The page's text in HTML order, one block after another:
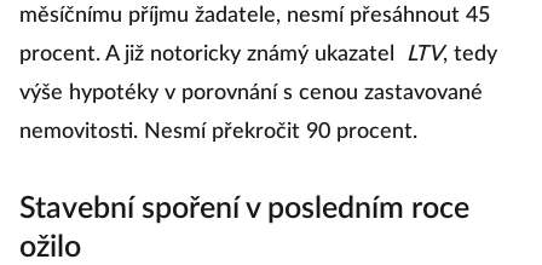
měsíčnímu příjmu žadatele, nesmí přesáhnout 45
procent. A již notoricky známý ukazatel
LTV, tedy
výše hypotéky v porovnání s cenou zastavované
nemovitosti. Nesmí překročit 90 procent.
Stavební spoření v posledním roce
ožilo